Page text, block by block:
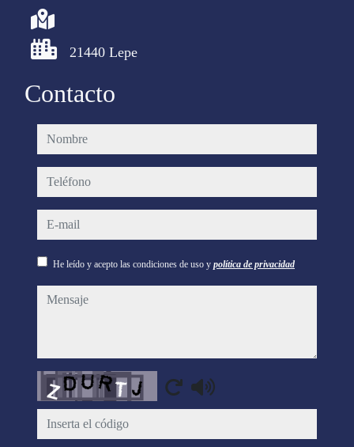
21440 Lepe
Contacto
nombre
teléfono
e-mail
He leído y acepto las condiciones de uso y política de privacidad
mensaje
Captcha